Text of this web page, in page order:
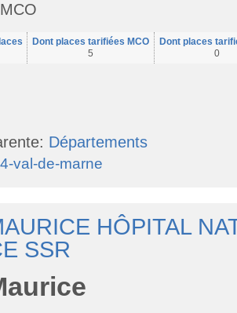
Dont places tarifiées MCO
5
Dont places
0
Départements
val-de-marne
HÔPITAL
SSR